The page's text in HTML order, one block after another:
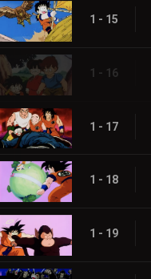
1 - 15
1 - 16
1 - 17
1 - 18
1 - 19